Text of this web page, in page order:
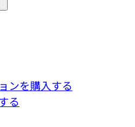
ンを購入する
る